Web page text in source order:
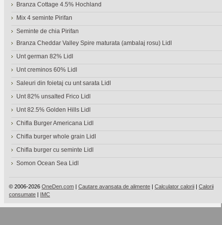
Branza Cottage 4.5% Hochland
Mix 4 seminte Pirifan
Seminte de chia Pirifan
Branza Cheddar Valley Spire maturata (ambalaj rosu) Lidl
Unt german 82% Lidl
Unt creminos 60% Lidl
Saleuri din foietaj cu unt sarata Lidl
Unt 82% unsalted Frico Lidl
Unt 82.5% Golden Hills Lidl
Chifla Burger Americana Lidl
Chifla burger whole grain Lidl
Chifla burger cu seminte Lidl
Somon Ocean Sea Lidl
© 2006-2026 OneDen.com | Cautare avansata de alimente | Calculator calorii | Calorii
consumate | IMC